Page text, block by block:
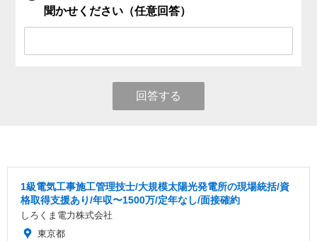
聞かせください（任意回答）
回答する
1級電気工事施工管理技士/大規模太陽光発電所の現場統括/資
格取得支援あり/年収〜1500万/定年なし/面接確約
しろくま電力株式会社
東京都